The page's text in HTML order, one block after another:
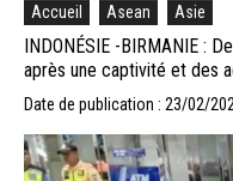
Accueil Asean Asie
INDONÉSIE -BIRMANIE :
après une captivité et des
Date de publication : 23/02/